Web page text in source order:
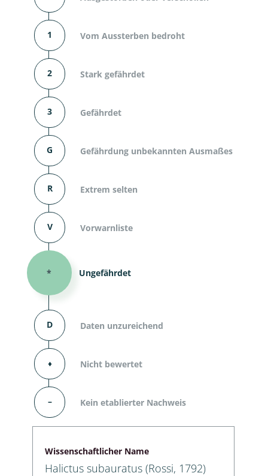
1 Vom Aussterben bedroht
2 Stark gefährdet
3 Gefährdet
G Gefährdung unbekannten Ausmaßes
R Extrem selten
V Vorwarnliste
* Ungefährdet
D Daten unzureichend
⬧ Nicht bewertet
– Kein etablierter Nachweis
Wissenschaftlicher Name
Halictus subauratus (Rossi, 1792)